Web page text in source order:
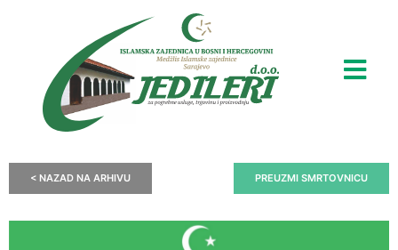
< NAZAD NA ARHIVU PREUZMI SMRTOVNICU